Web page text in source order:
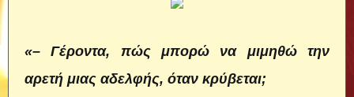
«– Γέροντα, πώς μπορώ να μιμηθώ την
αρετή μιας αδελφής, όταν κρύβεται;